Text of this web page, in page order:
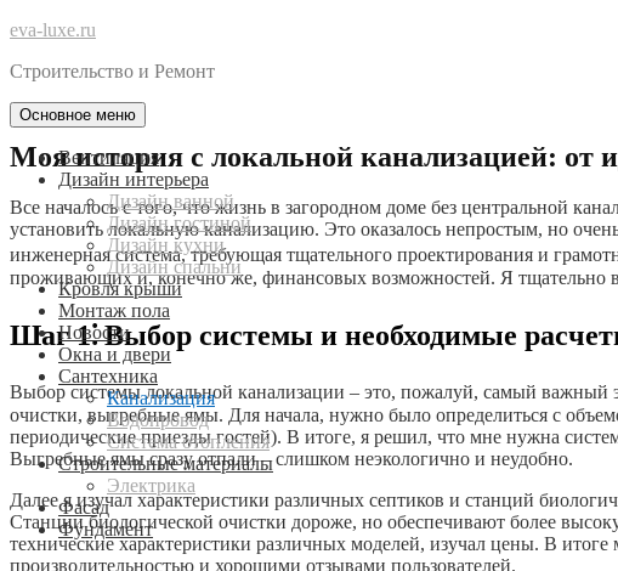
eva-luxe.ru
Строительство и Ремонт
Основное меню
Вентиляция
Дизайн интерьера
Дизайн ванной
Дизайн гостиной
Дизайн кухни
Дизайн спальни
Кровля крыши
Монтаж пола
Новости
Окна и двери
Сантехника
Канализация
Водопровод
Система отопления
Строительные материалы
Электрика
Фасад
Фундамент
Моя история с локальной канализацией: от
Все началось с того, что жизнь в загородном доме без центральной
установить локальную канализацию. Это оказалось непростым, но
инженерная система, требующая тщательного проектирования и
проживающих и, конечно же, финансовых возможностей. Я тщательно
Шаг 1⁚ Выбор системы и необходимые
Выбор системы локальной канализации – это, пожалуй, самый важный
очистки, выгребные ямы. Для начала, нужно было определиться с
периодические приезды гостей). В итоге, я решил, что мне нужна
Выгребные ямы сразу отпали – слишком неэкологично и неудобно.
Далее я изучал характеристики различных септиков и станций
Станции биологической очистки дороже, но обеспечивают более
технические характеристики различных моделей, изучал цены. В
производительностью и хорошими отзывами пользователей.